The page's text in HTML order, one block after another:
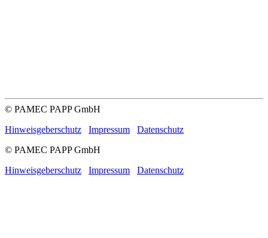
© PAMEC PAPP GmbH
Hinweisgeberschutz
Impressum
Datenschutz
© PAMEC PAPP GmbH
Hinweisgeberschutz
Impressum Datenschutz